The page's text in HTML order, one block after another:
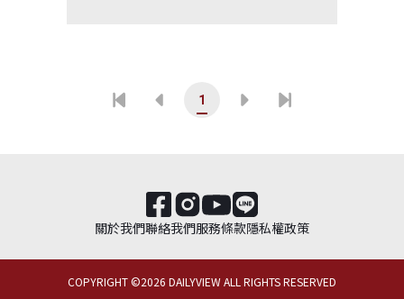
1
關於我們聯絡我們服務條款隱私權政策
COPYRIGHT ©2026 DAILYVIEW ALL RIGHTS RESERVED